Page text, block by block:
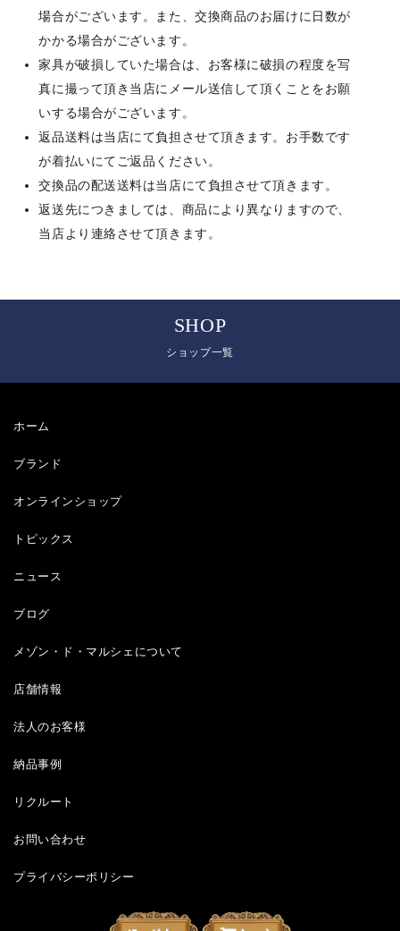
場合がございます。また、交換商品のお届けに日数が
かかる場合がございます。
家具が破損していた場合は、お客様に破損の程度を写
真に撮って頂き当店にメール送信して頂くことをお願
いする場合がございます。
返品送料は当店にて負担させて頂きます。お手数です
が着払いにてご返品ください。
交換品の配送送料は当店にて負担させて頂きます。
返送先につきましては、商品により異なりますので、
当店より連絡させて頂きます。
SHOP
ショップ一覧
ホーム
ブランド
オンラインショップ
トピックス
ニュース
ブログ
メゾン・ド・マルシェについて
店舗情報
法人のお客様
納品事例
リクルート
お問い合わせ
プライバシーポリシー